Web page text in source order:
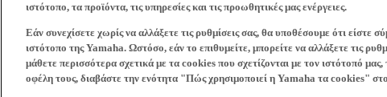
ιστότοπο, τα προϊόντα, τις υπηρεσίες και τις προωθητικές μας ενέργειες.
Εάν συνεχίσετε χωρίς να αλλάξετε τις ρυθμίσεις σας, θα υποθέσουμε ότι
ιστότοπο της Yamaha. Ωστόσο, εάν το επιθυμείτε, μπορείτε να αλλάξετε τις
μάθετε περισσότερα σχετικά με τα cookies που σχετίζονται με τον ιστότοπό
οφέλη τους, διαβάστε την ενότητα "Πώς χρησιμοποιεί η Yamaha τα cookies"